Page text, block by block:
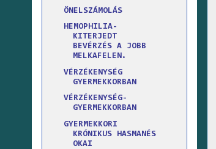
ÖNELSZÁMOLÁS
HEMOPHILIA-
KITERJEDT
BEVÉRZÉS A JOBB
MELKAFELEN.
VÉRZÉKENYSÉG
GYERMEKKORBAN
VÉRZÉKENYSÉG-
GYERMEKKORBAN
GYERMEKKORI
KRÓNIKUS HASMANÉS
OKAI